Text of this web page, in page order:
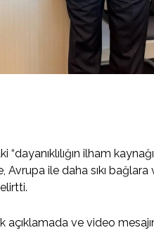
ilham
ile daha sıkı bağlara ve
açıklamada ve video